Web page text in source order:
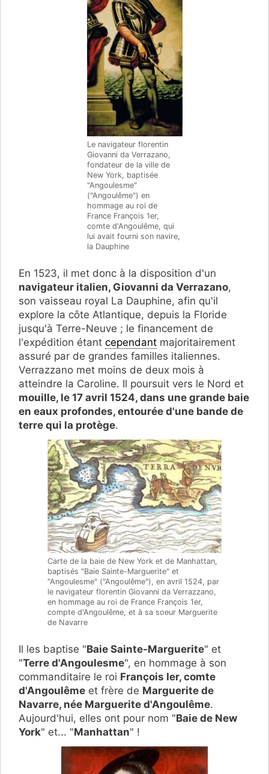
Le navigateur florentin
Giovanni da Verrazano,
fondateur de la ville de
New York, baptisée
"Angoulesme"
("Angoulême") en
hommage au roi de
France François 1er,
comte d'Angoulême, qui
lui avait fourni son navire,
la Dauphine
En 1523, il met donc à la disposition d'un
navigateur italien, Giovanni da Verrazano,
son vaisseau royal La Dauphine, afin qu'il
explore la côte Atlantique, depuis la Floride
jusqu'à Terre-Neuve ; le financement de
l'expédition étant cependant majoritairement
assuré par de grandes familles italiennes.
Verrazzano met moins de deux mois à
atteindre la Caroline. Il poursuit vers le Nord et
mouille, le 17 avril 1524, dans une grande baie
en eaux profondes, entourée d'une bande de
terre qui la protège.
Carte de la baie de New York et de Manhattan,
baptisés "Baie Sainte-Marguerite" et
"Angoulesme" ("Angoulême"), en avril 1524, par
le navigateur florentin Giovanni da Verrazzano,
en hommage au roi de France François 1er,
compte d'Angoulême, et à sa soeur Marguerite
de Navarre
Il les baptise "Baie Sainte-Marguerite" et
"Terre d'Angoulesme", en hommage à son
commanditaire le roi François Ier, comte
d'Angoulême et frère de Marguerite de
Navarre, née Marguerite d'Angoulême.
Aujourd'hui, elles ont pour nom "Baie de New
York" et... "Manhattan" !